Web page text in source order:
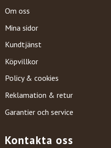
Om oss
Mina sidor
Kundtjänst
Köpvillkor
Policy & cookies
Reklamation & retur
Garantier och service
Kontakta oss